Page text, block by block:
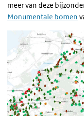
meer van deze
Monumentale bomen